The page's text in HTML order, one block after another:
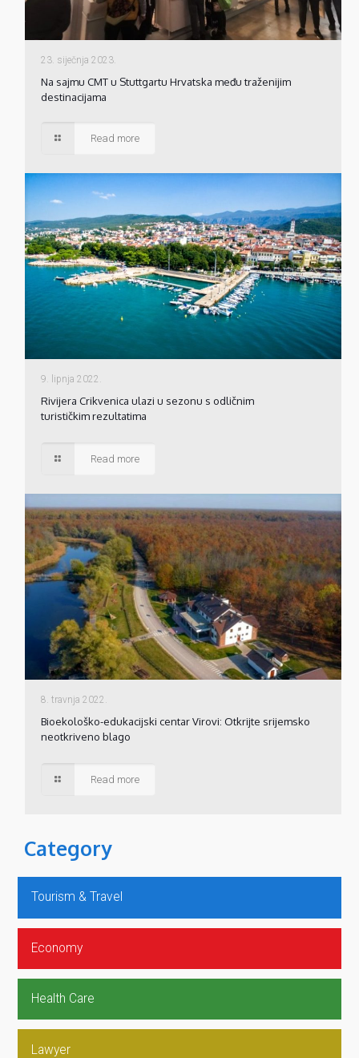
23. siječnja 2023.
Na sajmu CMT u Stuttgartu Hrvatska među traženijim
destinacijama
Read more
9. lipnja 2022.
Rivijera Crikvenica ulazi u sezonu s odličnim
turističkim rezultatima
Read more
8. travnja 2022.
Bioekološko-edukacijski centar Virovi: Otkrijte srijemsko
neotkriveno blago
Read more
Category
Tourism & Travel
Economy
Health Care
Lawyer